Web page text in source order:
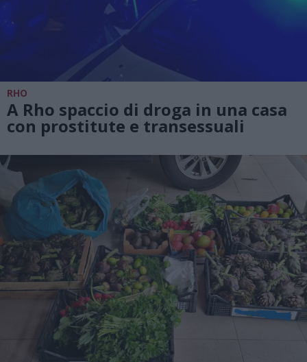
RHO
A Rho spaccio di droga in una casa
con prostitute e transessuali